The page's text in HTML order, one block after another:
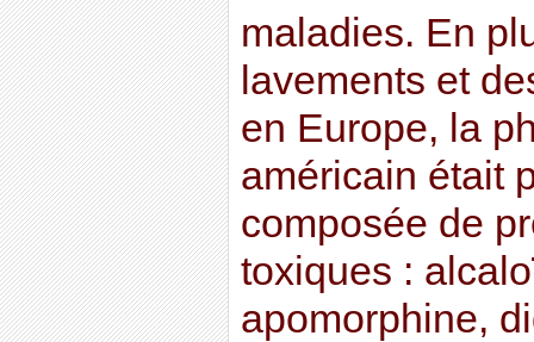
maladies. En
lavements et
en Europe, la
américain était
composée de
toxiques :
apomorphine,